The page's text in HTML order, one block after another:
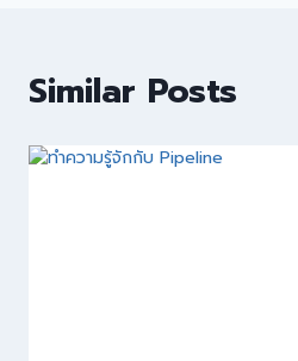
Similar Posts